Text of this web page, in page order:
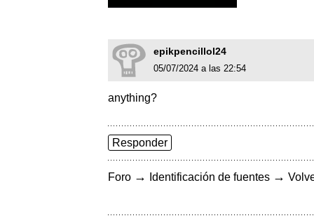
epikpencillol24
05/07/2024 a las 22:54
anything?
Responder
Foro → Identificación de fuentes →